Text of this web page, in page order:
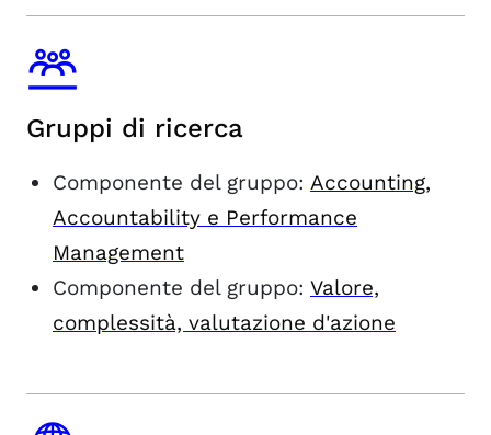
Gruppi di ricerca
Componente del gruppo: Accounting,
Accountability e Performance
Management
Componente del gruppo: Valore,
complessità, valutazione d'azione